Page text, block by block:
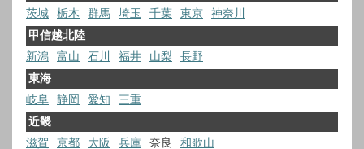
茨城
栃木 群馬 埼玉 千葉 東京
神奈川
甲信越北陸
新潟
富山 石川 福井 山梨
長野
東海
岐阜
静岡 愛知
三重
近畿
滋賀
京都 大阪 兵庫 奈良
和歌山